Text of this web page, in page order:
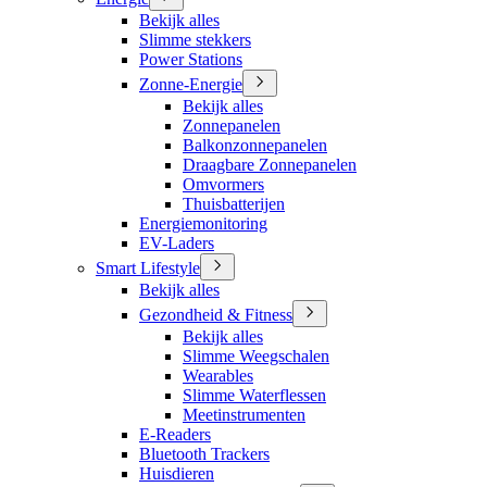
Bekijk alles
Slimme stekkers
Power Stations
Zonne-Energie
Bekijk alles
Zonnepanelen
Balkonzonnepanelen
Draagbare Zonnepanelen
Omvormers
Thuisbatterijen
Energiemonitoring
EV-Laders
Smart Lifestyle
Bekijk alles
Gezondheid & Fitness
Bekijk alles
Slimme Weegschalen
Wearables
Slimme Waterflessen
Meetinstrumenten
E-Readers
Bluetooth Trackers
Huisdieren